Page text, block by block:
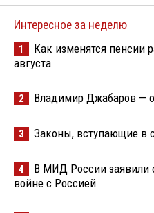
Интересное за неделю
1
Как изменятся пенсии
августа
2 Владимир Джабаров —
3 Законы, вступающие в
4
В МИД России заявили
войне с Россией